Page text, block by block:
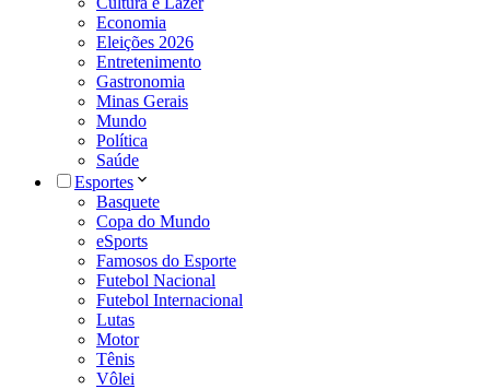
Economia
Eleições 2026
Entretenimento
Gastronomia
Minas Gerais
Mundo
Política
Saúde
Esportes
Basquete
Copa do Mundo
eSports
Famosos do Esporte
Futebol Nacional
Futebol Internacional
Lutas
Motor
Tênis
Vôlei